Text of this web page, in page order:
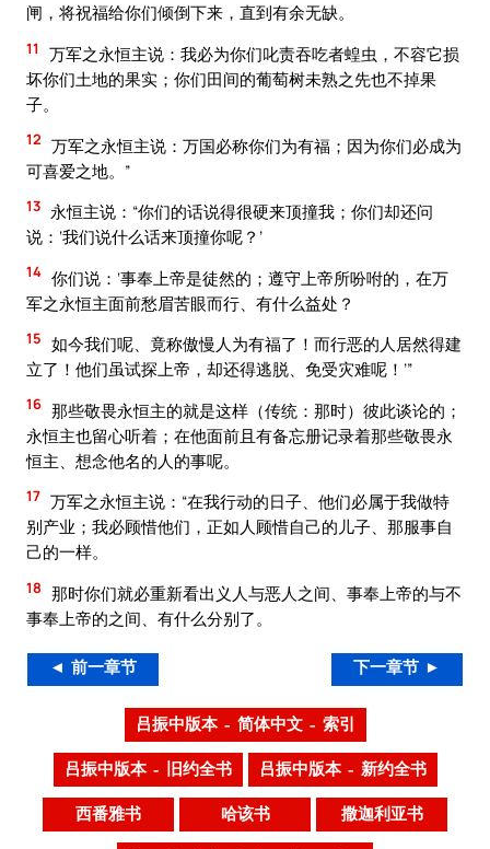
闸，将祝福给你们倾倒下来，直到有余无缺。
11
万军之永恒主说：我必为你们叱责吞吃者蝗虫，不容它损
坏你们土地的果实；你们田间的葡萄树未熟之先也不掉果
子。
12 万军之永恒主说：万国必称你们为有福；因为你们必成为
可喜爱之地。”
13 永恒主说：“你们的话说得很硬来顶撞我；你们却还问
说：‘我们说什么话来顶撞你呢？’
14 你们说：‘事奉上帝是徒然的；遵守上帝所吩咐的，在万
军之永恒主面前愁眉苦眼而行、有什么益处？
15 如今我们呢、竟称傲慢人为有福了！而行恶的人居然得建
立了！他们虽试探上帝，却还得逃脱、免受灾难呢！’”
16 那些敬畏永恒主的就是这样（传统：那时）彼此谈论的；
永恒主也留心听着；在他面前且有备忘册记录着那些敬畏永
恒主、想念他名的人的事呢。
17 万军之永恒主说：“在我行动的日子、他们必属于我做特
别产业；我必顾惜他们，正如人顾惜自己的儿子、那服事自
己的一样。
18 那时你们就必重新看出义人与恶人之间、事奉上帝的与不
事奉上帝的之间、有什么分别了。
◄ 前一章节 下一章节 ►
吕振中版本 – 简体中文 – 索引
吕振中版本 – 旧约全书 吕振中版本 – 新约全书
西番雅书 哈该书 撒迦利亚书